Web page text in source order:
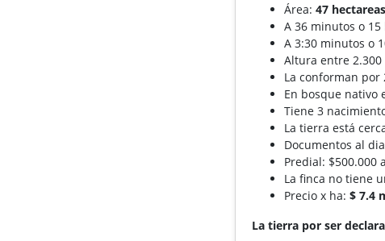
Área:47
A 36 minutos o
A 3:30 minutos o
Altura entre 2.300
La conforman por
En bosque nativo
Tiene 3
La tierra está
Documentos al
Predial: $500.000
La finca no tiene
Precio x ha:$ 7.4
La tierra por ser